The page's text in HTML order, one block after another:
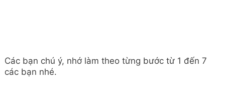
Các bạn chú ý, nhớ làm theo từng bước từ 1 đến 7
các bạn nhé.